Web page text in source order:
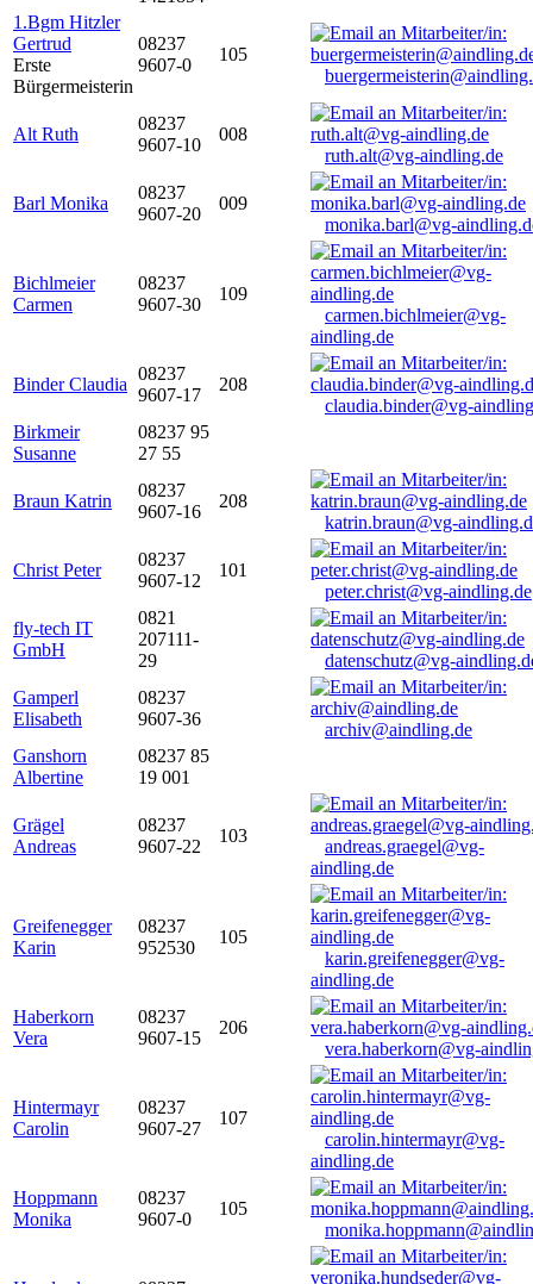
1.Bgm Hitzler
Gertrud
Erste
Bürgermeisterin
08237
9607-0
105
Alt Ruth
08237
9607-10
008
ruth.alt@vg-aindling.de
Barl Monika
08237
9607-20
009
monika.barl@vg-
Bichlmeier
Carmen
08237
9607-30
109
carmen.bichlmeier@vg-
aindling.de
Binder Claudia
08237
9607-17
208
claudia.binder@vg-
Birkmeir
Susanne
08237 95
27 55
Braun Katrin
08237
9607-16
208
katrin.braun@vg-
Christ Peter
08237
9607-12
101
peter.christ@vg-aindling.de
fly-tech IT
GmbH
0821
207111-
29
datenschutz@vg-
Gamperl
Elisabeth
08237
9607-36
archiv@aindling.de
Ganshorn
Albertine
08237 85
19 001
Grägel
Andreas
08237
9607-22
103
andreas.graegel@vg-
aindling.de
Greifenegger
Karin
08237
952530
105
karin.greifenegger@vg-
aindling.de
Haberkorn
Vera
08237
9607-15
206
vera.haberkorn@vg-
Hintermayr
Carolin
08237
9607-27
107
carolin.hintermayr@vg-
aindling.de
Hoppmann
Monika
08237
9607-0
105